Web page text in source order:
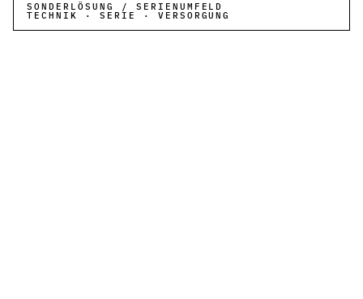
SONDERLÖSUNG / SERIENUMFELD
TECHNIK · SERIE · VERSORGUNG